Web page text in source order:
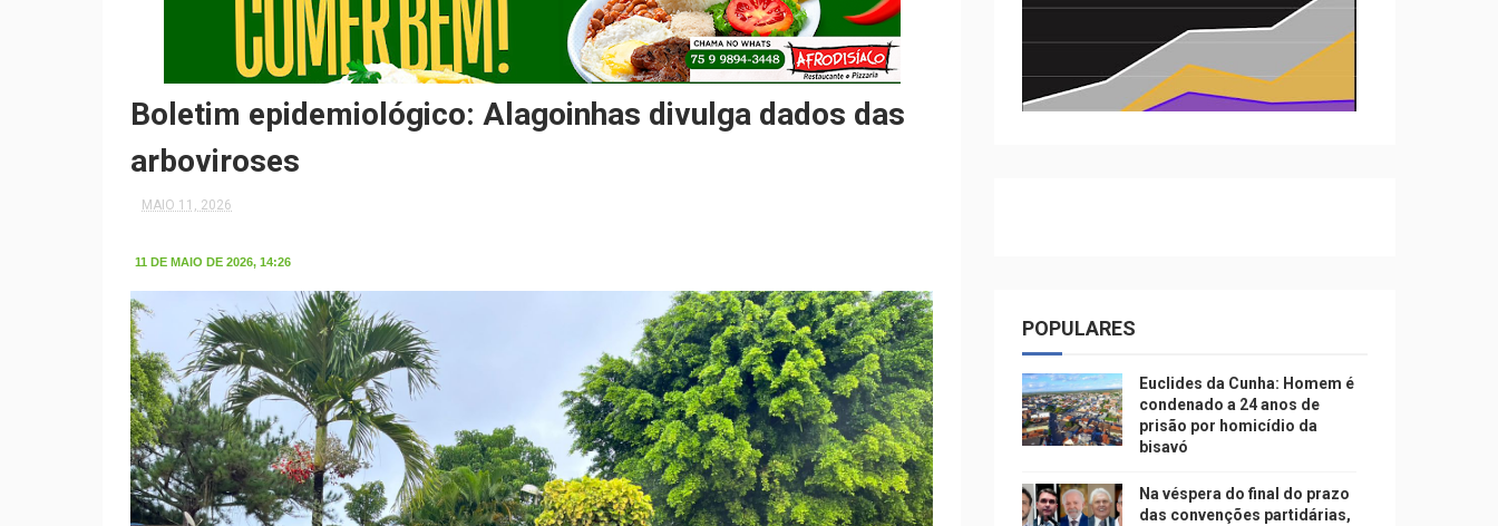
Boletim epidemiológico: Alagoinhas divulga dados das
arboviroses
MAIO 11, 2026
11 DE MAIO DE 2026, 14:26
POPULARES
Euclides da Cunha: Homem é
condenado a 24 anos de
prisão por homicídio da
bisavó
Na véspera do final do prazo
das convenções partidárias,